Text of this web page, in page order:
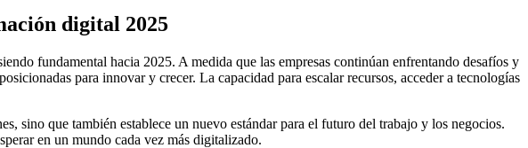
digital 2025
fundamental hacia 2025. A medida que las empresas continúan enfrentando desafíos y
para innovar y crecer. La capacidad para escalar recursos, acceder a tecnologías
sino que también establece un nuevo estándar para el futuro del trabajo y los negocios.
en un mundo cada vez más digitalizado.